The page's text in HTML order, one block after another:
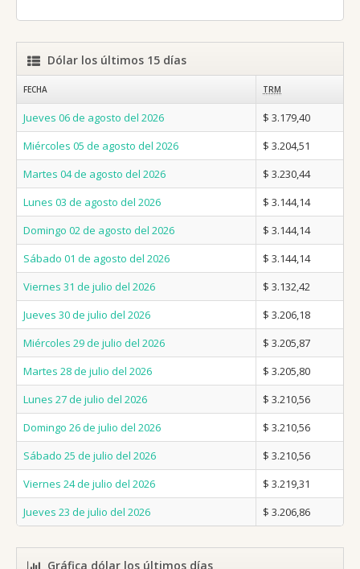
Dólar los últimos 15 días
FECHA TRM
Jueves 06 de agosto del 2026
$ 3.179,40
Miércoles 05 de agosto del 2026
$ 3.204,51
Martes 04 de agosto del 2026
$ 3.230,44
Lunes 03 de agosto del 2026
$ 3.144,14
Domingo 02 de agosto del 2026
$ 3.144,14
Sábado 01 de agosto del 2026
$ 3.144,14
Viernes 31 de julio del 2026
$ 3.132,42
Jueves 30 de julio del 2026
$ 3.206,18
Miércoles 29 de julio del 2026
$ 3.205,87
Martes 28 de julio del 2026
$ 3.205,80
Lunes 27 de julio del 2026
$ 3.210,56
Domingo 26 de julio del 2026
$ 3.210,56
Sábado 25 de julio del 2026
$ 3.210,56
Viernes 24 de julio del 2026
$ 3.219,31
Jueves 23 de julio del 2026
$ 3.206,86
Gráfica dólar los últimos días